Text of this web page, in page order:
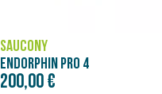
SAUCONY
ENDORPHIN PRO 4
200,00 €